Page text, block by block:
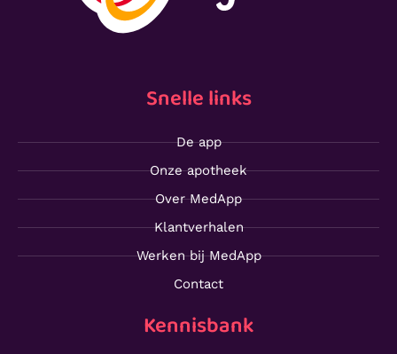
Snelle links
De app
Onze apotheek
Over MedApp
Klantverhalen
Werken bij MedApp
Contact
Kennisbank